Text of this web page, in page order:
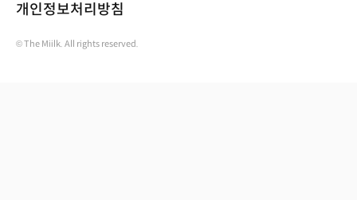
개인정보처리방침
© The Miilk. All rights reserved.